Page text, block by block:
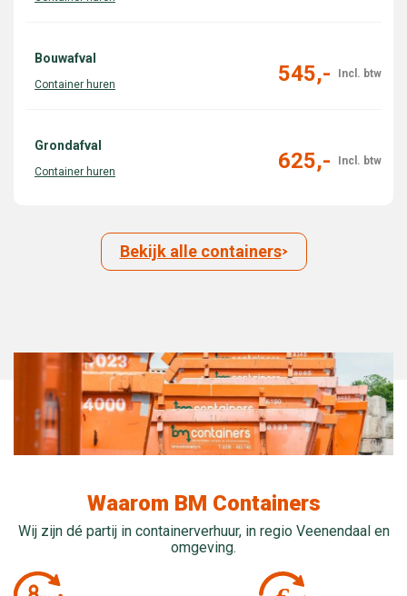
Bouwafval
545,-
Grondafval
625,-
Bekijk alle containers
Waarom BM Containers
Wij zijn dé partij in containerverhuur, in regio Veenendaal en
omgeving.